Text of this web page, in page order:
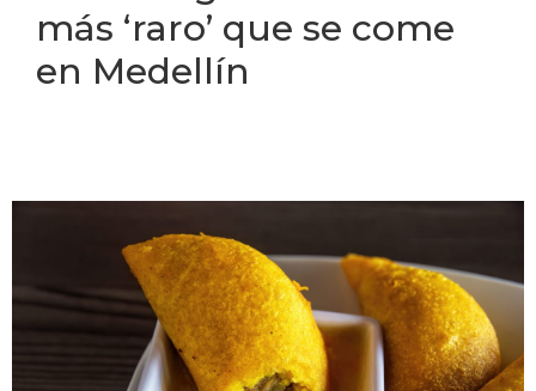
más ‘raro’ que se come
en Medellín